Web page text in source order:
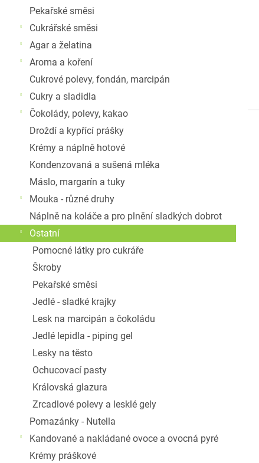
Pekařské směsi
Cukrářské směsi
Agar a želatina
Aroma a koření
Cukrové polevy, fondán, marcipán
Cukry a sladidla
Čokolády, polevy, kakao
Droždí a kypřící prášky
Krémy a náplně hotové
Kondenzovaná a sušená mléka
Máslo, margarín a tuky
Mouka - různé druhy
Náplně na koláče a pro plnění sladkých dobrot
Ostatní
Pomocné látky pro cukráře
Škroby
Pekařské směsi
Jedlé - sladké krajky
Lesk na marcipán a čokoládu
Jedlé lepidla - piping gel
Lesky na těsto
Ochucovací pasty
Královská glazura
Zrcadlové polevy a lesklé gely
Pomazánky - Nutella
Kandované a nakládané ovoce a ovocná pyré
Krémy práškové